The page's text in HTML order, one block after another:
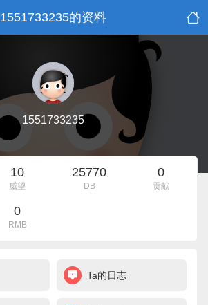
1551733235的资料
1551733235
10
威望
25770
DB
0
贡献
0
RMB
Ta的日志